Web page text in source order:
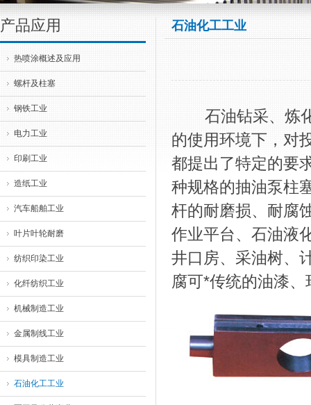
产品应用
热喷涂概述及应用
螺杆及柱塞
钢铁工业
电力工业
印刷工业
造纸工业
汽车船舶工业
叶片叶轮耐磨
纺织印染工业
化纤纺织工业
机械制造工业
金属制线工业
模具制造工业
石油化工工业
石油化工工业
石油钻采、炼化
的使用环境下，对
都提出了特定的要
种规格的抽油泵柱
杆的耐磨损、耐腐
作业平台、石油液
井口房、采油树、
腐可*传统的油漆